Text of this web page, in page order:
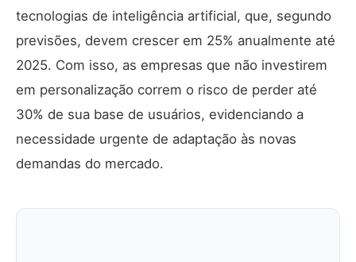
tecnologias de inteligência artificial, que, segundo
previsões, devem crescer em 25% anualmente até
2025. Com isso, as empresas que não investirem
em personalização correm o risco de perder até
30% de sua base de usuários, evidenciando a
necessidade urgente de adaptação às novas
demandas do mercado.